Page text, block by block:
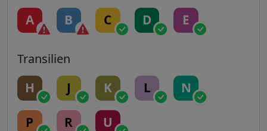
A B C D E
Transilien
H J K L N
P R U